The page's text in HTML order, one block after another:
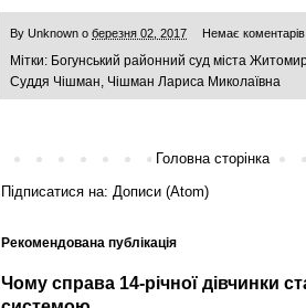
By Unknown о березня 02, 2017 Немає
Мітки: Богунський районний суд міста
Суддя Чішман, Чішман Лариса Миколаївна
Головна сторінка
Підписатися на: Дописи (Atom)
Рекомендована публікація
Чому справа 14-річної дівчинки